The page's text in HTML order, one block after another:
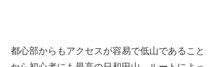
都心部からもアクセスが容易で低山であること